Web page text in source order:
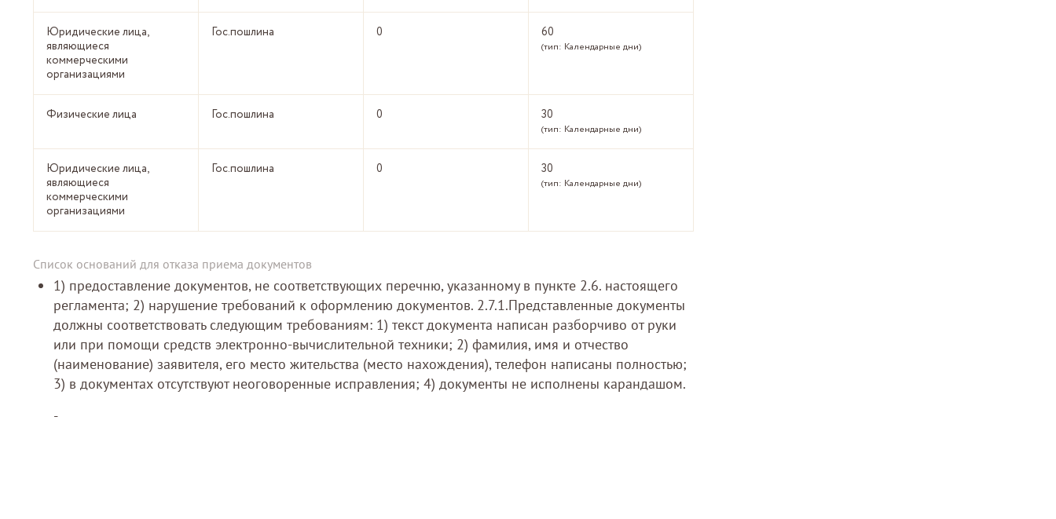
Юридические лица,
являющиеся
коммерческими
организациями
Гос.пошлина 0 60
(тип: Календарные дни)
Физические лица Гос.пошлина 0 30
(тип: Календарные дни)
Юридические лица,
являющиеся
коммерческими
организациями
Гос.пошлина 0 30
(тип: Календарные дни)
Список оснований для отказа приема документов
1) предоставление документов, не соответствующих перечню, указанному в пункте 2.6. настоящего
регламента; 2) нарушение требований к оформлению документов. 2.7.1.Представленные документы
должны соответствовать следующим требованиям: 1) текст документа написан разборчиво от руки
или при помощи средств электронно-вычислительной техники; 2) фамилия, имя и отчество
(наименование) заявителя, его место жительства (место нахождения), телефон написаны полностью;
3) в документах отсутствуют неоговоренные исправления; 4) документы не исполнены карандашом.
-